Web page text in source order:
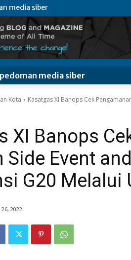
media siber
pedoman media siber
Kota Kasatgas XI Banops Cek
XI Banops
Side Event
G20 Melalui
2022